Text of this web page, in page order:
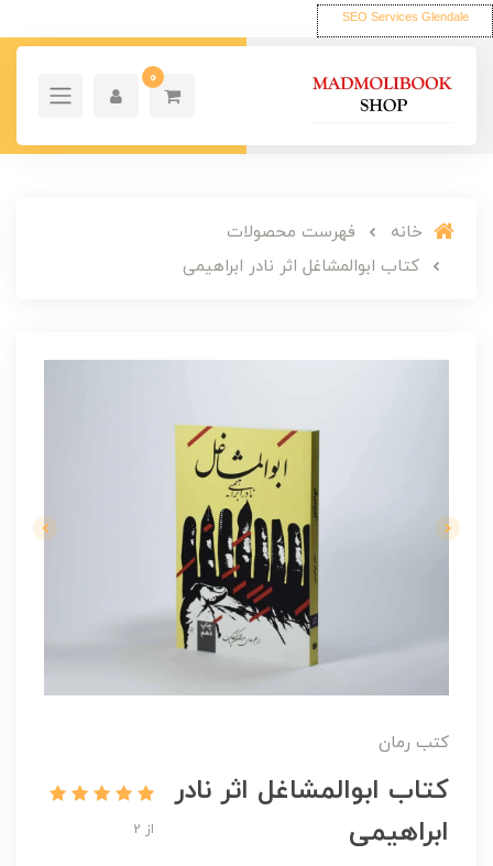
SEO Services Glendale
0
خانه
فهرست محصولات
کتاب ابوالمشاغل اثر نادر ابراهیمی
کتب رمان
کتاب ابوالمشاغل اثر نادر
ابراهیمی
از 2